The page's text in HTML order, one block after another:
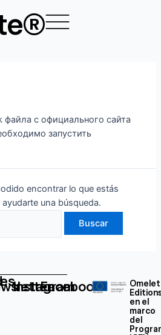
файла с официального сайта
запустить
encontrar lo que estás
una búsqueda.
Instagram
Facebook
en el
marco
del